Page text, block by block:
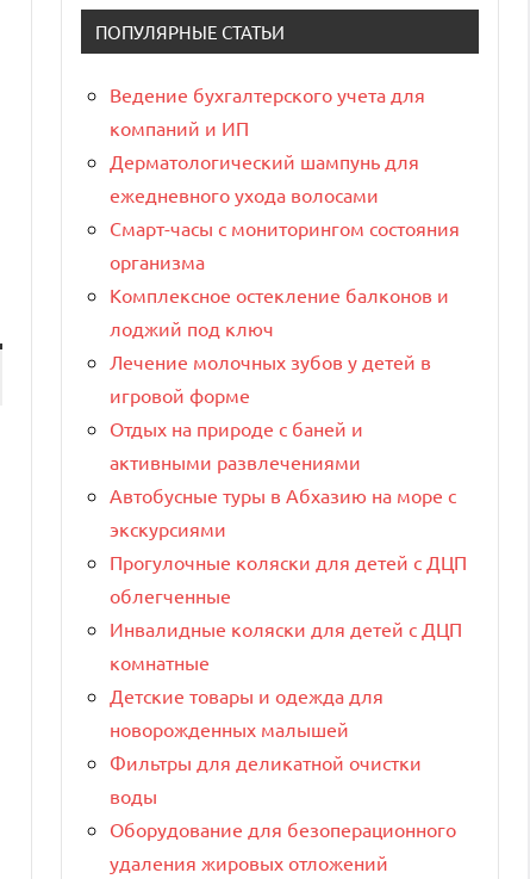
ПОПУЛЯРНЫЕ СТАТЬИ
Ведение бухгалтерского учета для
компаний и ИП
Дерматологический шампунь для
ежедневного ухода волосами
Смарт-часы с мониторингом состояния
организма
Комплексное остекление балконов и
лоджий под ключ
Лечение молочных зубов у детей в
игровой форме
Отдых на природе с баней и
активными развлечениями
Автобусные туры в Абхазию на море с
экскурсиями
Прогулочные коляски для детей с ДЦП
облегченные
Инвалидные коляски для детей с ДЦП
комнатные
Детские товары и одежда для
новорожденных малышей
Фильтры для деликатной очистки
воды
Оборудование для безоперационного
удаления жировых отложений